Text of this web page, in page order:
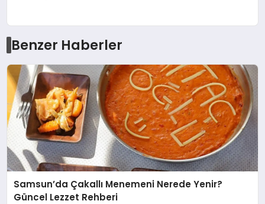
Benzer Haberler
Samsun’da Çakallı Menemeni Nerede Yenir?
Güncel Lezzet Rehberi